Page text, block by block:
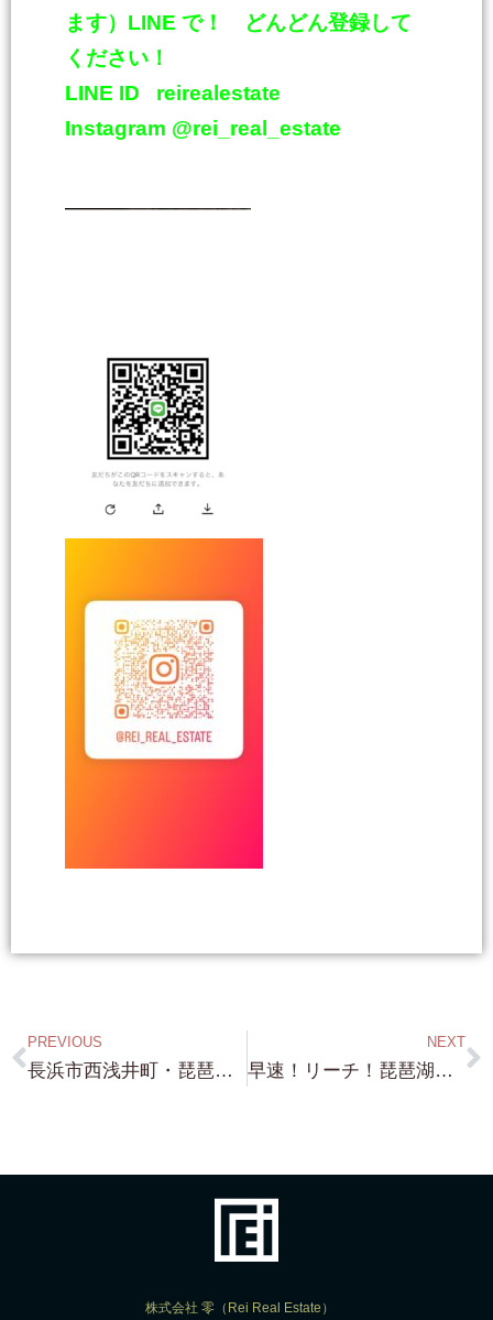
ます） LINE で！ どんどん登録して
ください！
LINE ID reirealestate
Instagram @rei_real_estate
PREVIOUS
長浜市西浅井町・琵琶湖浜前の土地（古民家付）・敷地約240坪・約2.8m程の道を挟んで その前がすぐに琵琶湖！ 琵琶湖浜付きと 変わらぬ ”絶景！” です！⇨南禅寺界隈の邸宅・琵琶湖浜付き物件の詳細や情報開示の方法に関しては、弊社の LINE Account を 登録後 LINE より問合せ下さい ！
NEXT
早速！リーチ！琵琶湖浜前の古民家（敷地約144坪＋約35坪の浜前土地）・内覧のご予約が既に 8件頂きまして、早速土曜日から案内の方進めていきます！ 今朝は何故か 琵琶湖浜付き・琵琶湖浜前の物件購入の問い合わせが、集中した不思議な朝でした！⇨南禅寺界隈の邸宅・琵琶湖浜付き物件の詳細や情報開示の方法に関しては、弊社の LINE Account を 登録後 LINE より問合せ下さい ！
株式会社 零（Rei Real Estate）